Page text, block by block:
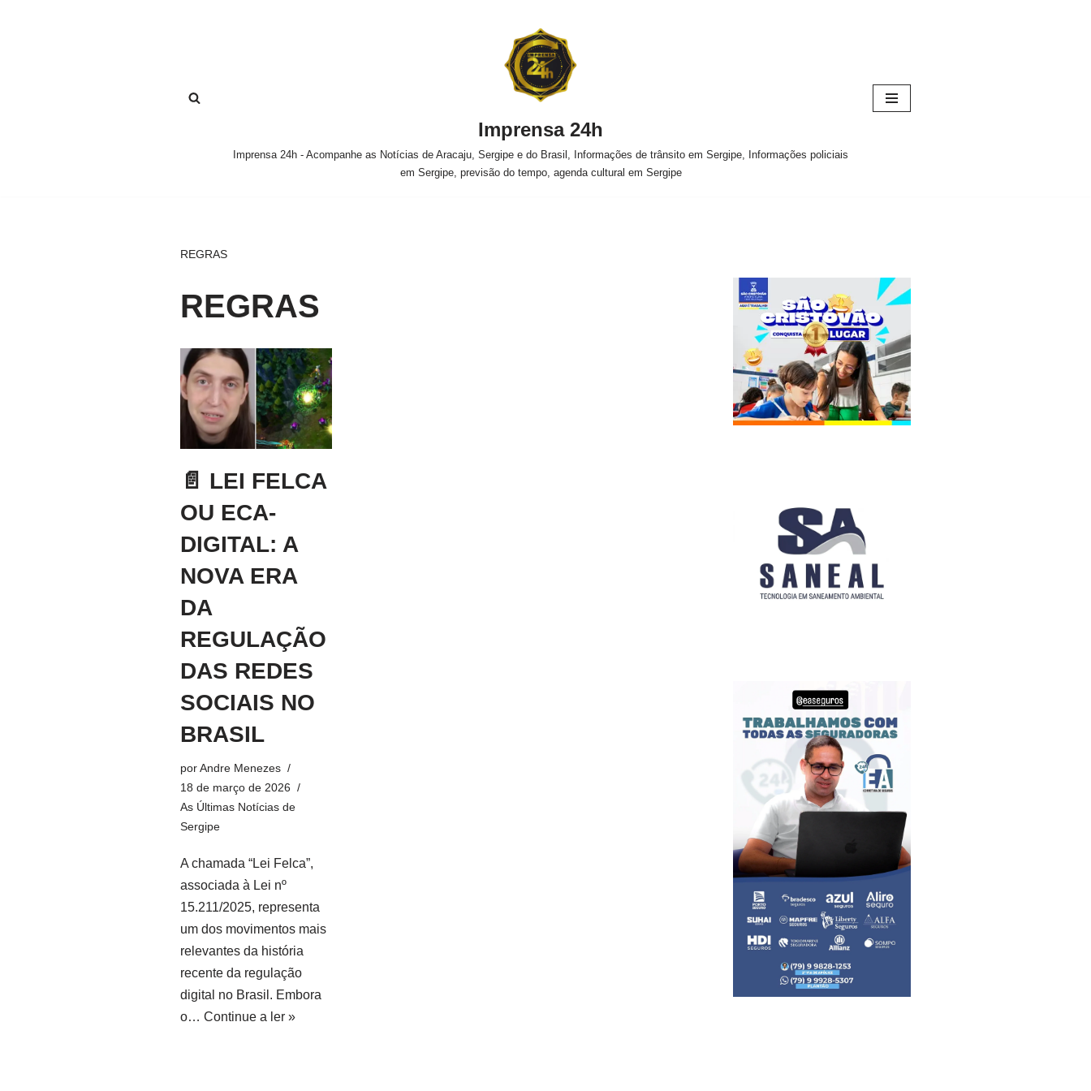
Imprensa 24h
Imprensa 24h - Acompanhe as Notícias de Aracaju, Sergipe e do Brasil, Informações de trânsito em Sergipe, Informações policiais
em Sergipe, previsão do tempo, agenda cultural em Sergipe
REGRAS
REGRAS
📄 LEI FELCA
OU ECA-
DIGITAL: A
NOVA ERA
DA
REGULAÇÃO
DAS REDES
SOCIAIS NO
BRASIL
porAndre Menezes
18 de março de 2026
As Últimas Notícias de
Sergipe
A chamada “Lei Felca”,
associada à Lei nº
15.211/2025, representa
um dos movimentos mais
relevantes da história
recente da regulação
digital no Brasil. Embora
o… Continue a ler »